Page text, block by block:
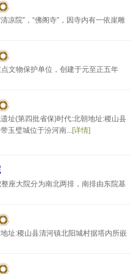
凉院”，“佛阁寺”，因寺内有一依崖雕
文物保护单位，创建于元至正五年
址(第四批省保)时代:北朝地址:稷山县
玉璧城位于汾河南...[详情]
座大院分为南北两排，南排由东院基
址:稷山县清河镇北阳城村据塔内所嵌